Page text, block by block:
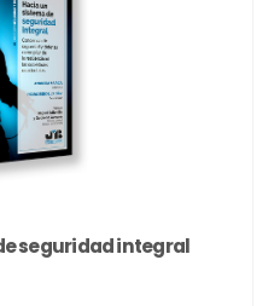
seguridad integral